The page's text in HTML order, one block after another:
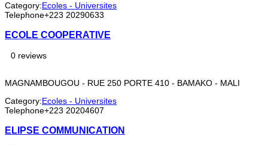
Category:Ecoles - Universites
Telephone+223 20290633
ECOLE COOPERATIVE
0 reviews
MAGNAMBOUGOU - RUE 250 PORTE 410 - BAMAKO - MALI
Category:Ecoles - Universites
Telephone+223 20204607
ELIPSE COMMUNICATION